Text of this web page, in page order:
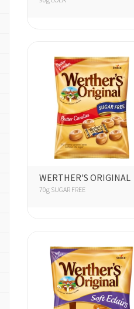
WERTHER'S ORIGINAL
70g SUGAR FREE